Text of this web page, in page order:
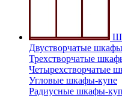
Двустворчатые
Трехстворчатые
Четырехстворчатые
Угловые шкафы-купе
Радиусные шкафы-